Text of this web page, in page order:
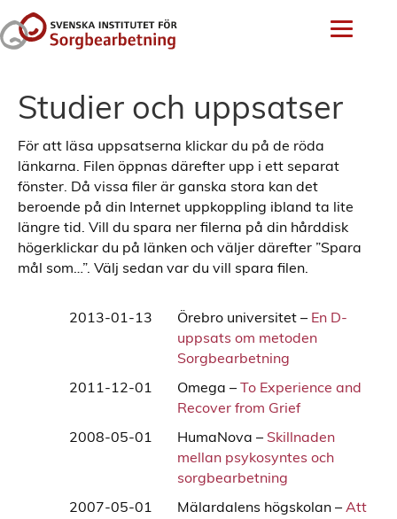
Studier och uppsatser
För att läsa uppsatserna klickar du på de röda
länkarna. Filen öppnas därefter upp i ett separat
fönster. Då vissa filer är ganska stora kan det
beroende på din Internet uppkoppling ibland ta lite
längre tid. Vill du spara ner filerna på din hårddisk
högerklickar du på länken och väljer därefter ”Spara
mål som…”. Välj sedan var du vill spara filen.
2013-01-13 Örebro universitet – En D-
uppsats om metoden
Sorgbearbetning
2011-12-01 Omega –
To Experience and
Recover from Grief
2008-05-01 HumaNova – Skillnaden
mellan psykosyntes och
sorgbearbetning
2007-05-01 Mälardalens högskolan – Att